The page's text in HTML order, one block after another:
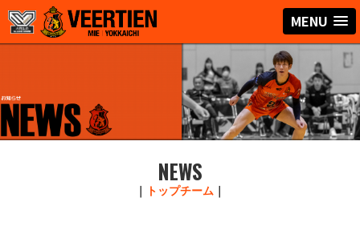
MENU
NEWS
トップチーム